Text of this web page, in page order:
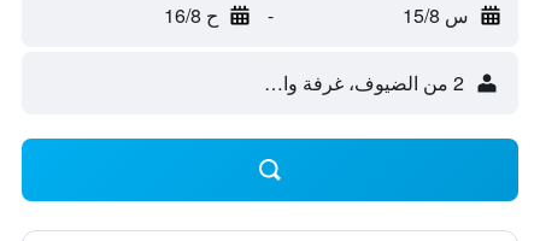
س 15/8 - ح 16/8
2 من الضيوف، غرفة واحدة